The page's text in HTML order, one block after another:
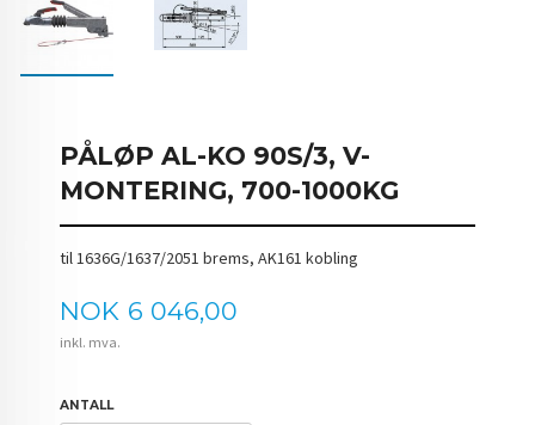
PÅLØP AL-KO 90S/3, V-
MONTERING, 700-1000KG
til 1636G/1637/2051 brems, AK161 kobling
Pris
NOK 6 046,00
inkl. mva.
ANTALL